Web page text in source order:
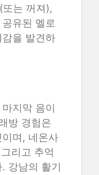
는 꺼져),
유된 멜로
을 발견하
지막 음이
방 경험은
며, 네온사
리고 추억
강남의 활기